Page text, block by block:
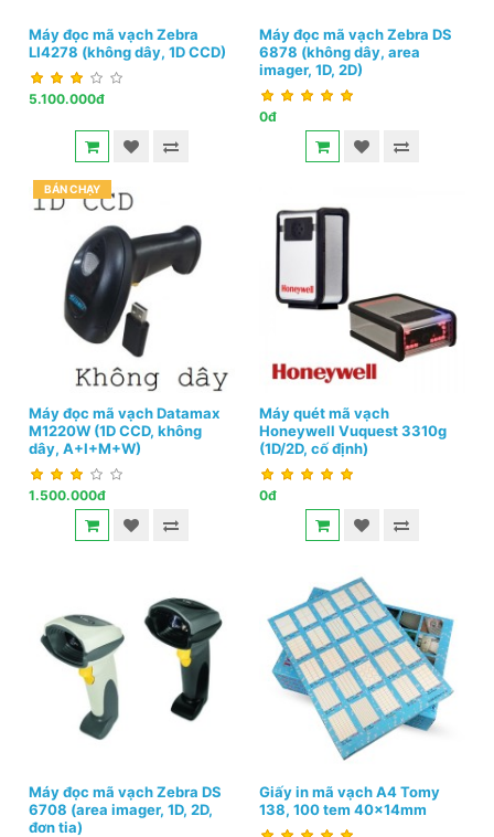
Máy đọc mã vạch Zebra
LI4278 (không dây, 1D CCD)
5.100.000đ
Máy đọc mã vạch Zebra DS
6878 (không dây, area
imager, 1D, 2D)
0đ
BÁN CHẠY
Máy đọc mã vạch Datamax
M1220W (1D CCD, không
dây, A+I+M+W)
1.500.000đ
Máy quét mã vạch
Honeywell Vuquest 3310g
(1D/2D, cố định)
0đ
Máy đọc mã vạch Zebra DS
6708 (area imager, 1D, 2D,
đơn tia)
Giấy in mã vạch A4 Tomy
138, 100 tem 40x14mm